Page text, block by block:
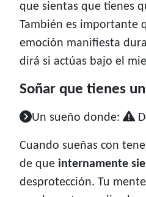
que sientas que tienes
También es importante
emoción manifiesta
dirá si actúas bajo el
Soñar que tienes
Un sueño donde:
Cuando sueñas con
de que internamente
desprotección. Tu